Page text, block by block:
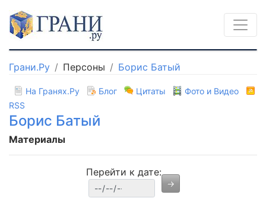
Грани.Ру Персоны Борис Батый
На Гранях.Ру Блог Цитаты
Фото и Видео
RSS
Борис Батый
Материалы
Перейти к дате: